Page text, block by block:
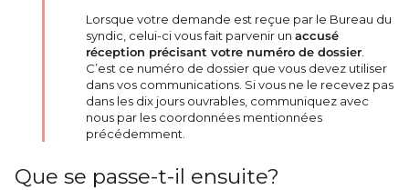
Lorsque votre demande est reçue par le Bureau du
syndic, celui-ci vous fait parvenir un accusé
réception précisant votre numéro de dossier
C’est ce numéro de dossier que vous devez utiliser
dans vos communications. Si vous ne le recevez pas
dans les dix jours ouvrables, communiquez avec
nous par les coordonnées mentionnées
précédemment.
Que se passe-t-il ensuite?